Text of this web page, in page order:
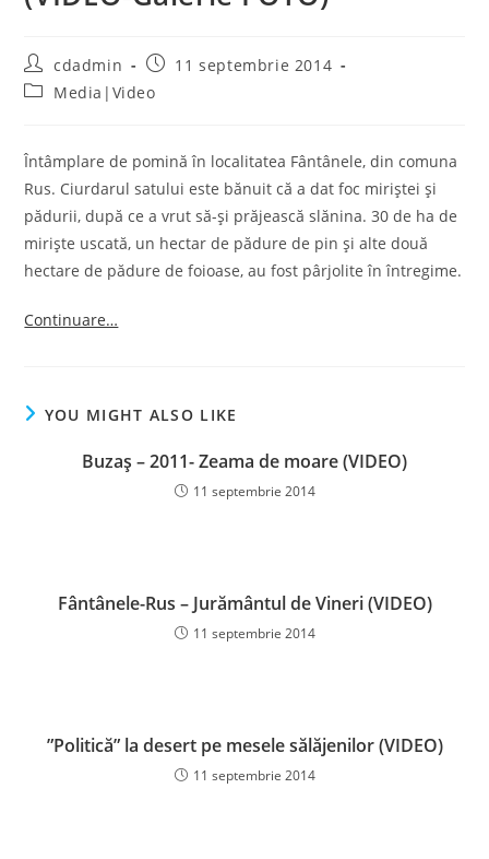
Post
author:
cdadmin
Post11 septembrie 2014
PostMedia|Video
Întâmplare de pomină în localitatea Fântânele, din comuna
Rus. Ciurdarul satului este bănuit că a dat foc miriştei şi
pădurii, după ce a vrut să-şi prăjească slănina. 30 de ha de
mirişte uscată, un hectar de pădure de pin şi alte două
hectare de pădure de foioase, au fost pârjolite în întregime.
Continuare…
YOU MIGHT ALSO LIKE
Buzaş – 2011- Zeama de moare (VIDEO)
11 septembrie 2014
Fântânele-Rus – Jurământul de Vineri (VIDEO)
11 septembrie 2014
”Politică” la desert pe mesele sălăjenilor (VIDEO)
11 septembrie 2014